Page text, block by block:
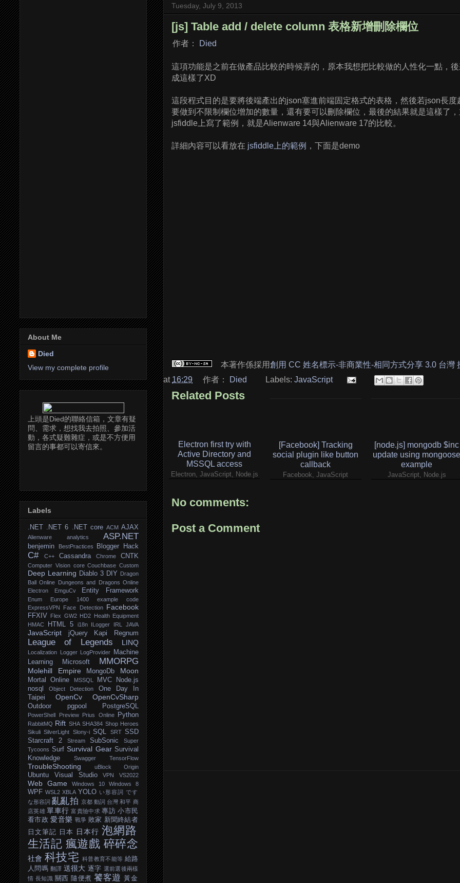
Tuesday, July 9, 2013
[js] Table add / delete column 表格新增刪除欄位
作者： Died
這項功能是之前在做產品比較的時候弄的，原本我想把比較做的人性化一點，
成這樣了XD
這段程式目的是要將後端產出的json塞進前端固定格式的表格，然後若json長度
要做到不限制欄位增加的數量，還有要可以刪除欄位，最後的結果就是這樣了
jsfiddle上寫了範例，就是Alienware 14與Alienware 17的比較。
詳細內容可以看放在 jsfiddle上的範例 ，下面是demo
本著作係採用創用 CC 姓名標示-非商業性-相同方式分享 3.0 台灣
at 16:29 作者： Died Labels: JavaScript
Related Posts
Electron first try with
Active Directory and
MSSQL access
Electron, JavaScript, Node.js
[Facebook] Tracking
social plugin like button
callback
Facebook, JavaScript
[node.js] mongodb $inc
update using mongoose
example
JavaScript, Node.js
No comments:
Post a Comment
About Me
Died
View my complete profile
上頭是Died的聯絡信箱，文章有疑
問、需求，想找我去拍照、參加活
動，各式疑難雜症，或是不方便用
留言的事都可以寄信來。
Labels
.NET .NET 6 .NET core ACM AJAX
Alienware analytics ASP.NET
benjemin BestPractices Blogger Hack
C# C++ Cassandra Chrome CNTK
Computer Vision core Couchbase Custom
Deep Learning Diablo 3 DIY Dragon
Ball Online Dungeons and Dragons Online
Electron
EmguCv Entity Framework
Enum Europe 1400
example code
ExpressVPN
Face Detection Facebook
FFXIV Flex GW2 HD2 Health Equipment
HMAC
HTML 5 i18n ILogger IRL JAVA
JavaScript jQuery Kapi Regnum
League of Legends LINQ
Localization Logger LogProvider
Machine
Learning
Microsoft MMORPG
Molehill Empire MongoDb Moon
Mortal Online MSSQL MVC
Node.js
nosql
Object Detection
One Day In
Taipei
OpenCv OpenCvSharp
Outdoor pgpool PostgreSQL
PowerShell Preview Prius Online Python
RabbitMQ Rift SHA SHA384 Shop Heroes
Sikuli SilverLight Slony-i SQL SRT SSD
Starcraft 2
Stream SubSonic
Super
Tycoons Surf Survival Gear Survival
Knowledge
Swagger TensorFlow
TroubleShooting uBlock Origin
Ubuntu Visual Studio VPN VS2022
Web Game Windows 10 Windows 8
WPF WSL2 XBLA YOLO い形容詞 です
な形容詞 亂亂拍 京都 動詞 台灣 和平 商
店英雄 單車行 富貴險中求 專訪 小市民
看市政 愛音樂 戰爭 敗家 新聞終結者
日文筆記
日本 日本行 泡網路
生活記 瘋遊戲 碎碎念
社會 科技宅 科普教育不能等 給路
人問嗎 翻譯 送很大 逐字 選前選後兩樣
情 長知識 關西 隨便煮 饕客遊 黃金